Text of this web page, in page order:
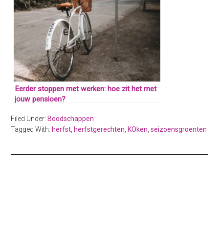
Eerder stoppen met werken: hoe zit het met
jouw pensioen?
Filed Under:Boodschappen
Tagged With:herfst ,herfstgerechten ,KOken ,seizoensgroenten